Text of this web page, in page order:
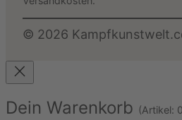
© 2026
Dein Warenkorb (Artikel: